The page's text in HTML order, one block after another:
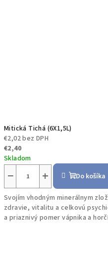
Mitická Tichá (6X1,5L)
€2,02 bez DPH
€2,40
Skladom
+
− Do košíka
Svojím vhodným minerálnym
zdravie, vitalitu a celkovú
a priaznivý pomer vápnika a